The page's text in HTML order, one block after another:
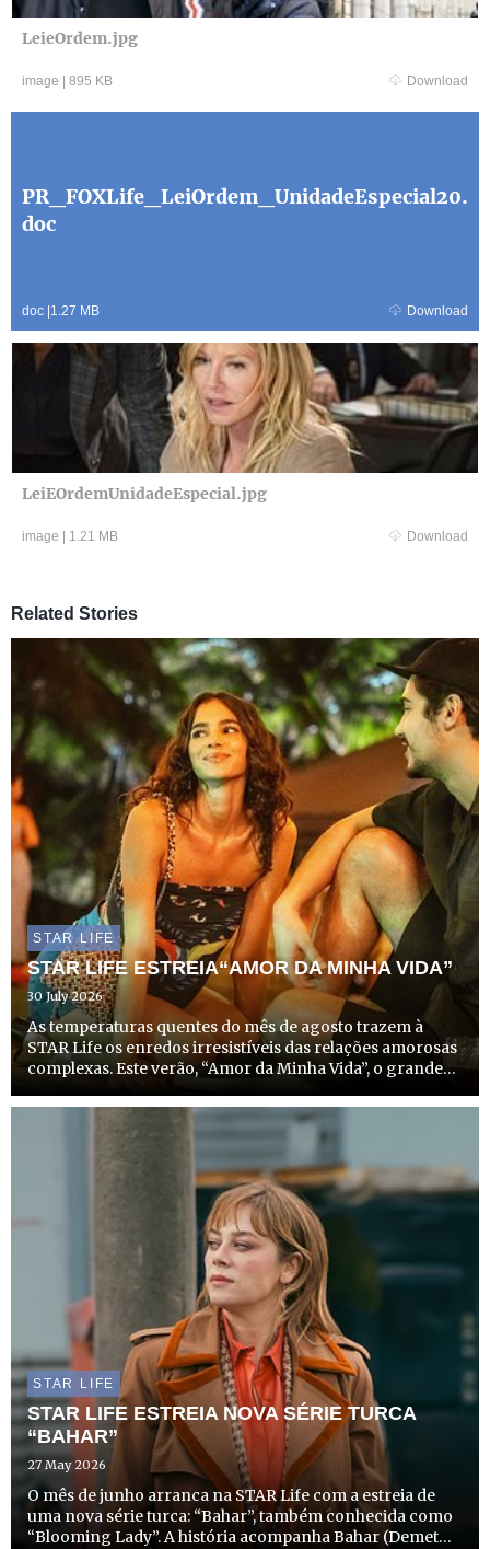
LeieOrdem.jpg
image 895 KB Download
PR_FOXLife_LeiOrdem_UnidadeEspecial20.
doc
doc 1.27 MB Download
LeiEOrdemUnidadeEspecial.jpg
image 1.21 MB Download
Related Stories
STAR LIFE
STAR LIFE ESTREIA“AMOR DA MINHA VIDA”
30 July 2026
As temperaturas quentes do mês de agosto trazem à
STAR Life os enredos irresistíveis das relações amorosas
complexas. Este verão, “Amor da Minha Vida”, o grande
estreia marcada para dia 14 de agosto, a partir das
STAR LIFE
STAR LIFE ESTREIA NOVA SÉRIE TURCA
“BAHAR”
27 May 2026
O mês de junho arranca na STAR Life com a estreia de
uma nova série turca: “Bahar”, também conhecida como
“Blooming Lady”. A história acompanha Bahar (Demet